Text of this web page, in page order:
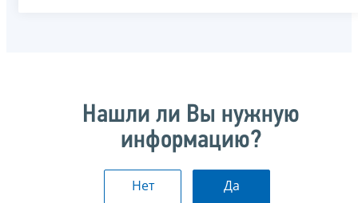
Нашли ли Вы нужную
информацию?
Нет Да